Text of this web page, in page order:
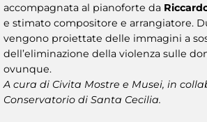
accompagnata al pianoforte da
e stimato compositore e arrangiatore.
vengono proiettate delle immagini a
dell’eliminazione della violenza sulle
ovunque.
A cura di Civita Mostre e Musei, in
Conservatorio di Santa Cecilia.